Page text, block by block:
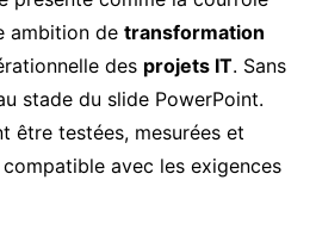
ambition de transformation
des projets IT. Sans
stade du slide PowerPoint.
être testées, mesurées et
avec les exigences